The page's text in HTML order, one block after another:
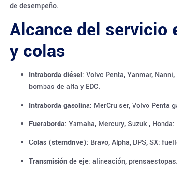
de desempeño.
Alcance del servicio
y colas
Intraborda diésel: Volvo Penta, Yanmar,
bombas de alta y EDC.
Intraborda gasolina: MerCruiser, Volvo Penta
Fueraborda: Yamaha, Mercury, Suzuki,
Colas (sterndrive): Bravo, Alpha, DPS, SX:
Transmisión de eje: alineación,